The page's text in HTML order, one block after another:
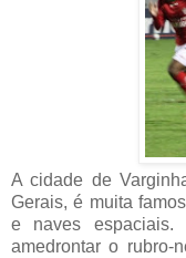
A cidade de
Gerais, é muita
e naves
amedrontar o rubro-